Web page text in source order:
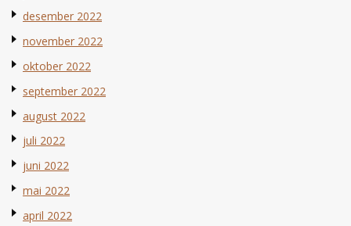
desember 2022
november 2022
oktober 2022
september 2022
august 2022
juli 2022
juni 2022
mai 2022
april 2022